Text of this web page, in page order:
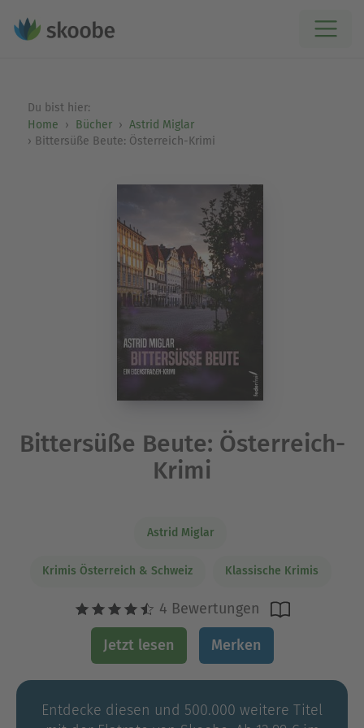
Du bist hier:
Home
Bücher
Astrid Miglar
Bittersüße Beute: Österreich-Krimi
Bittersüße Beute: Österreich-
Krimi
Astrid Miglar
Krimis Österreich & Schweiz Klassische Krimis
4 Bewertungen
Jetzt lesen Merken
Entdecke diesen und 500.000 weitere Titel